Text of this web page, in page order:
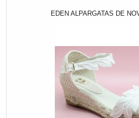
EDEN ALPARGATAS DE